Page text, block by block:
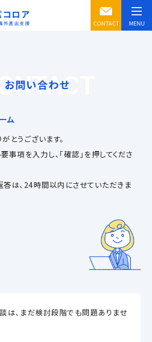
ロア
外進出支援 MENU
CONTACT
お問い合わせ
ム
とうございます。
事項を入力し、「確認」を押してくださ
は、24時間以内にさせていただきま
は、まだ検討段階でも問題ありませ